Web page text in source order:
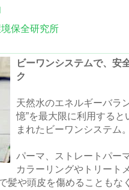
保全研究所
ビーワンシステムで、安
ク
天然水のエネルギーバラ
憶”を最大限に利用する
まれたビーワンシステム
パーマ、ストレートパー
カラーリングやトリート
髪や頭皮を傷めることもな